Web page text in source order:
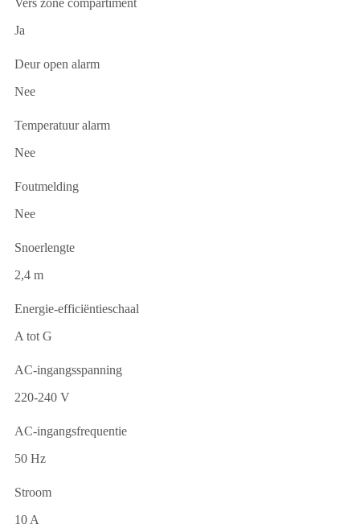
Vers zone compartiment
Ja
Deur open alarm
Nee
Temperatuur alarm
Nee
Foutmelding
Nee
Snoerlengte
2,4 m
Energie-efficiëntieschaal
A tot G
AC-ingangsspanning
220-240 V
AC-ingangsfrequentie
50 Hz
Stroom
10 A